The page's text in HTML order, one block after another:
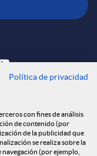
Política de privacidad
con fines de análisis
de contenido (por
de la publicidad que
se realiza sobre la
(por ejemplo,